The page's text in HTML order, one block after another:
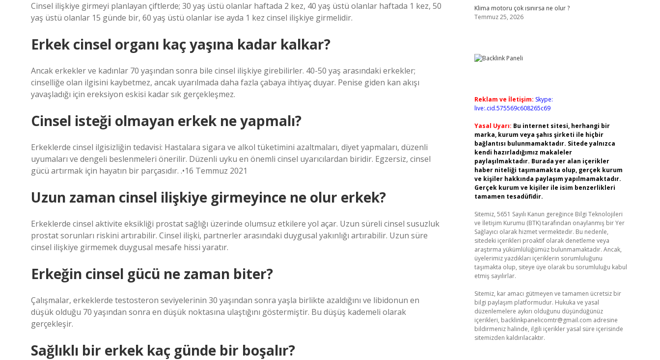
Cinsel ilişkiye girmeyi planlayan çiftlerde; 30 yaş üstü olanlar haftada 2 kez, 40 yaş üstü olanlar haftada 1 kez, 50
yaş üstü olanlar 15 günde bir, 60 yaş üstü olanlar ise ayda 1 kez cinsel ilişkiye girmelidir.
Erkek cinsel organı kaç yaşına kadar kalkar?
Ancak erkekler ve kadınlar 70 yaşından sonra bile cinsel ilişkiye girebilirler. 40-50 yaş arasındaki erkekler;
cinselliğe olan ilgisini kaybetmez, ancak uyarılmada daha fazla çabaya ihtiyaç duyar. Penise giden kan akışı
yavaşladığı için ereksiyon eskisi kadar sık ​​gerçekleşmez.
Cinsel isteği olmayan erkek ne yapmalı?
Erkeklerde cinsel ilgisizliğin tedavisi: Hastalara sigara ve alkol tüketimini azaltmaları, diyet yapmaları, düzenli
uyumaları ve dengeli beslenmeleri önerilir. Düzenli uyku en önemli cinsel uyarıcılardan biridir. Egzersiz, cinsel
gücü artırmak için hayatın bir parçasıdır. .•16 Temmuz 2021
Uzun zaman cinsel ilişkiye girmeyince ne olur erkek?
Erkeklerde cinsel aktivite eksikliği prostat sağlığı üzerinde olumsuz etkilere yol açar. Uzun süreli cinsel susuzluk
prostat sorunları riskini artırabilir. Cinsel ilişki, partnerler arasındaki duygusal yakınlığı artırabilir. Uzun süre
cinsel ilişkiye girmemek duygusal mesafe hissi yaratır.
Erkeğin cinsel gücü ne zaman biter?
Çalışmalar, erkeklerde testosteron seviyelerinin 30 yaşından sonra yaşla birlikte azaldığını ve libidonun en
düşük olduğu 70 yaşından sonra en düşük noktasına ulaştığını göstermiştir. Bu düşüş kademeli olarak
gerçekleşir.
Sağlıklı bir erkek kaç günde bir boşalır?
Klima motoru çok ısınırsa ne olur ?
Temmuz 25, 2026
Reklam ve İletişim: Skype:
live:.cid.575569c608265c69
Yasal Uyarı: Bu internet sitesi, herhangi bir
marka, kurum veya şahıs şirketi ile hiçbir
bağlantısı bulunmamaktadır. Sitede yalnızca
kendi hazırladığımız makaleler
paylaşılmaktadır. Burada yer alan içerikler
haber niteliği taşımamakta olup, gerçek kurum
ve kişiler hakkında paylaşım yapılmamaktadır.
Gerçek kurum ve kişiler ile isim benzerlikleri
tamamen tesadüfidir.
Sitemiz, 5651 Sayılı Kanun gereğince Bilgi Teknolojileri
ve İletişim Kurumu (BTK) tarafından onaylanmış bir Yer
Sağlayıcı olarak hizmet vermektedir. Bu nedenle,
sitedeki içerikleri proaktif olarak denetleme veya
araştırma yükümlülüğümüz bulunmamaktadır. Ancak,
üyelerimiz yazdıkları içeriklerin sorumluluğunu
taşımakta olup, siteye üye olarak bu sorumluluğu kabul
etmiş sayılırlar.
Sitemiz, kar amacı gütmeyen ve tamamen ücretsiz bir
bilgi paylaşım platformudur. Hukuka ve yasal
düzenlemelere aykırı olduğunu düşündüğünüz
içerikleri, backlinkpanelicomtr@gmail.com adresine
bildirmeniz halinde, ilgili içerikler yasal süre içerisinde
sitemizden kaldırılacaktır.